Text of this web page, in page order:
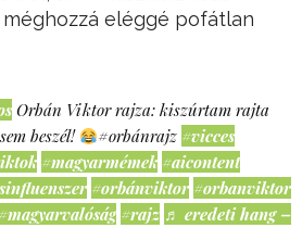
eléggé pofátlan
Orbán Viktor rajza: kiszúrtam rajta
beszél!
#orbánrajz #vicces
#magyarmémek #aicontent
#orbánviktor #orbanviktor
#magyarvalóság #rajz ♬ eredeti hang –